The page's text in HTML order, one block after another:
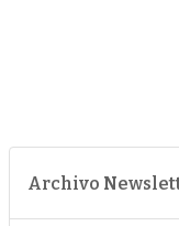
Archivo